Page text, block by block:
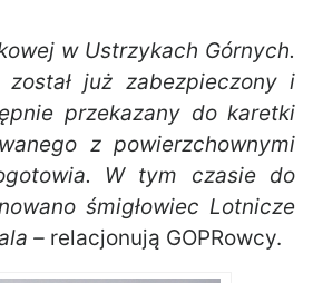
w Ustrzykach Górnych.
już zabezpieczony i
przekazany do karetki
z powierzchownymi
W tym czasie do
śmigłowiec Lotnicze
– relacjonują GOPRowcy.